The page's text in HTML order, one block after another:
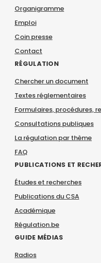
Organigramme
Emploi
Coin presse
Contact
RÉGULATION
Chercher un document
Textes réglementaires
Formulaires, procédures,
Consultations publiques
La régulation par thème
FAQ
PUBLICATIONS ET
Études et recherches
Publications du CSA
Académique
Régulation.be
GUIDE MÉDIAS
Radios